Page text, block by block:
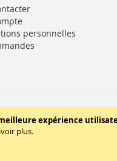
expérience
plus.
personnelles
Mentions